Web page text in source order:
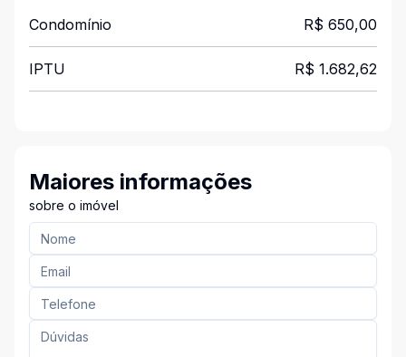
Condomínio R$ 650,00
IPTU R$ 1.682,62
Maiores informações
sobre o imóvel